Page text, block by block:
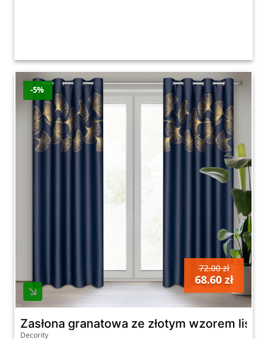
-5%
72.00 zł
68.60 zł
szt
Zasłona granatowa ze złotym wzorem
Decority